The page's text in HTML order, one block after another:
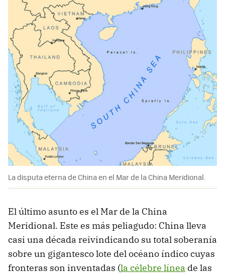
La disputa eterna de China en el Mar de la China Meridional.
El último asunto es el Mar de la China
Meridional. Este es más peliagudo: China lleva
casi una década reivindicando su total soberanía
sobre un gigantesco lote del océano índico cuyas
fronteras son inventadas (la célebre línea de las